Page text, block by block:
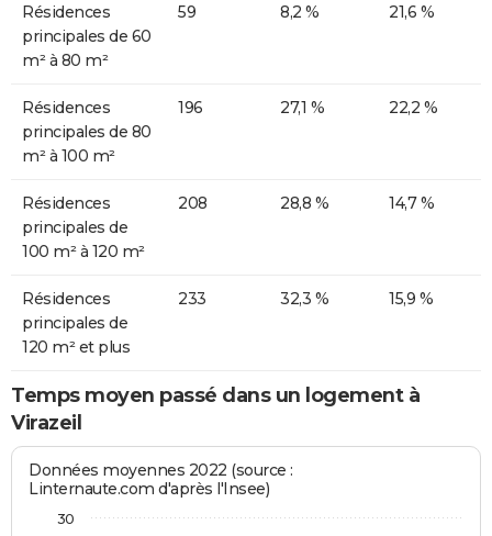
Résidences
principales de 60
m² à 80 m²
59 8,2 % 21,6 %
Résidences
principales de 80
m² à 100 m²
196 27,1 % 22,2 %
Résidences
principales de
100 m² à 120 m²
208 28,8 % 14,7 %
Résidences
principales de
120 m² et plus
233 32,3 % 15,9 %
Temps moyen passé dans un logement à
Virazeil
Données moyennes 2022 (source :
Linternaute.com d'après l'Insee)
30